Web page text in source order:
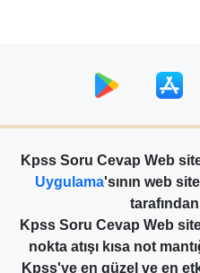
Kpss Soru Cevap Web
Uygulama'sının web
tarafından
Kpss Soru Cevap Web
nokta atışı kısa not
Kpss'ye en güzel ve en